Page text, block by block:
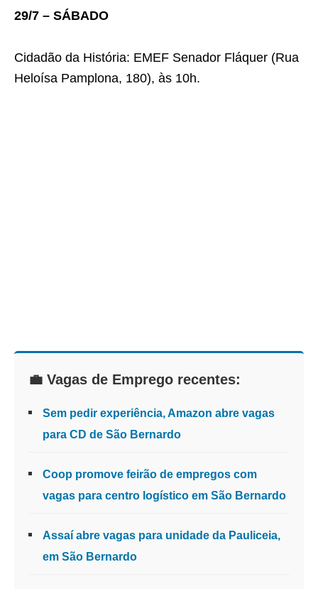
29/7 – SÁBADO
Cidadão da História: EMEF Senador Fláquer (Rua
Heloísa Pamplona, 180), às 10h.
💼 Vagas de Emprego recentes:
Sem pedir experiência, Amazon abre vagas
para CD de São Bernardo
Coop promove feirão de empregos com
vagas para centro logístico em São Bernardo
Assaí abre vagas para unidade da Pauliceia,
em São Bernardo